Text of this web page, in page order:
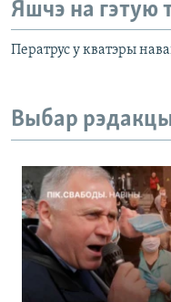
Яшчэ на гэтую
Ператрус у кватэры
Выбар